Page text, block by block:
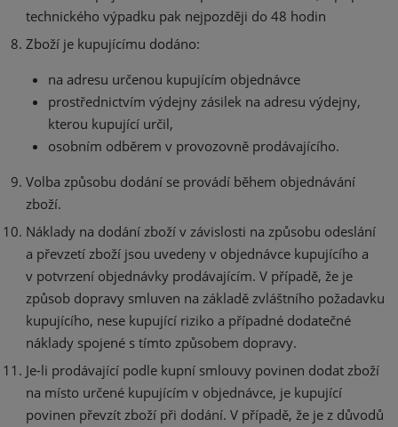
technického výpadku pak nejpozději do 48 hodin
Zboží je kupujícímu dodáno:
na adresu určenou kupujícím objednávce
prostřednictvím výdejny zásilek na adresu výdejny,
kterou kupující určil,
osobním odběrem v provozovně prodávajícího.
Volba způsobu dodání se provádí během objednávání
zboží.
Náklady na dodání zboží v závislosti na způsobu odeslání
a převzetí zboží jsou uvedeny v objednávce kupujícího a
v potvrzení objednávky prodávajícím. V případě, že je
způsob dopravy smluven na základě zvláštního požadavku
kupujícího, nese kupující riziko a případné dodatečné
náklady spojené s tímto způsobem dopravy.
Je-li prodávající podle kupní smlouvy povinen dodat zboží
na místo určené kupujícím v objednávce, je kupující
povinen převzít zboží při dodání. V případě, že je z důvodů